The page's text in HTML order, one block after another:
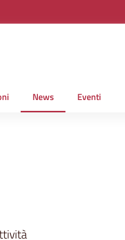
News
Menu selezionato
Eventi